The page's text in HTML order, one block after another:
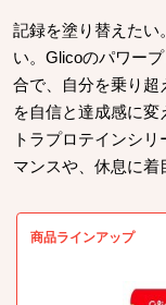
記録を塗り替えたい
い。Glicoのパワー
合で、自分を乗り超
を自信と達成感に
トラプロテインシ
マンスや、休息に着
商品ラインアップ